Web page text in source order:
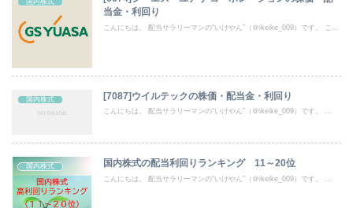
国内株式
当金・利回り
こんにちは。 配当サラリーマンの“いけやん”（＠ikeike_009）です。 こ...
国内株式 [7087]ウイルテックの株価・配当金・利回り
こんにちは。 配当サラリーマンの“いけやん”（＠ikeike_009）です。 ...
国内株式 国内株式の配当利回りランキング 11～20位
こんにちは。 配当サラリーマンの“いけやん”（＠ikeike_009）です。 ...